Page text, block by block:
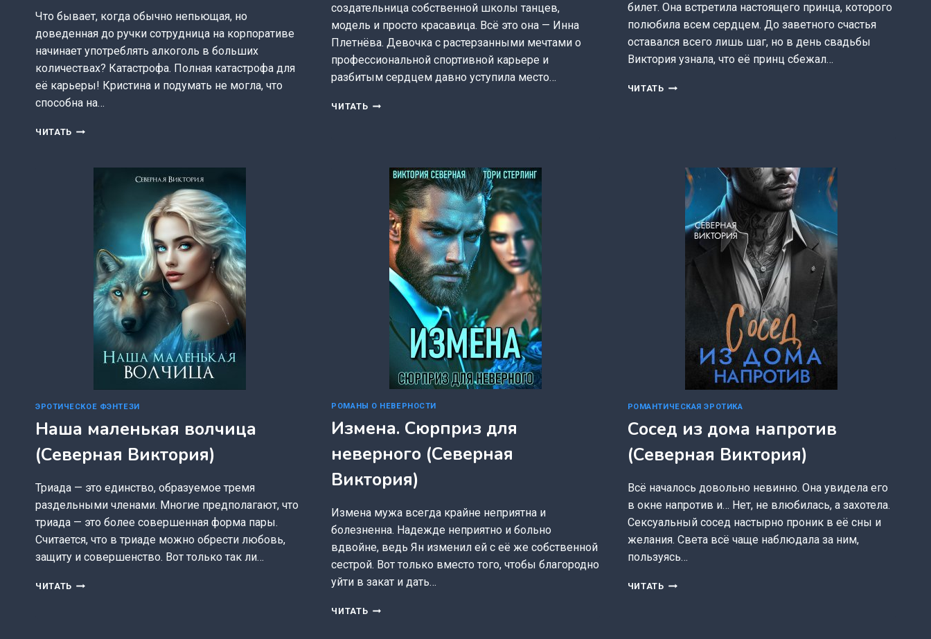
Что бывает, когда обычно непьющая, но
доведенная до ручки сотрудница на корпоративе
начинает употреблять алкоголь в больших
количествах? Катастрофа. Полная катастрофа для
её карьеры! Кристина и подумать не могла, что
способна на…
ЧИТАТЬ НОВОГОДНИЙ
ПОСЛЕДСТВИЯ
создательница собственной школы танцев,
модель и просто красавица. Всё это она — Инна
Плетнёва. Девочка с растерзанными мечтами о
профессиональной спортивной карьере и
разбитым сердцем давно уступила место…
ЧИТАТЬ ЛУЧШЕ
ВИКТОРИЯ)
билет. Она встретила настоящего принца, которого
полюбила всем сердцем. До заветного счастья
оставался всего лишь шаг, но в день свадьбы
Виктория узнала, что её принц сбежал…
ЧИТАТЬ ИЗМЕНА.
ЭРОТИЧЕСКОЕ ФЭНТЕЗИ
Наша маленькая волчица
(Северная Виктория)
Триада — это единство, образуемое тремя
раздельными членами. Многие предполагают, что
триада — это более совершенная форма пары.
Считается, что в триаде можно обрести любовь,
защиту и совершенство. Вот только так ли…
ЧИТАТЬ НАША
РОМАНЫ О НЕВЕРНОСТИ
Измена. Сюрприз для
неверного (Северная
Виктория)
Измена мужа всегда крайне неприятна и
болезненна. Надежде неприятно и больно
вдвойне, ведь Ян изменил ей с её же собственной
сестрой. Вот только вместо того, чтобы благородно
уйти в закат и дать…
ЧИТАТЬ ИЗМЕНА.
РОМАНТИЧЕСКАЯ ЭРОТИКА
Сосед из дома напротив
(Северная Виктория)
Всё началось довольно невинно. Она увидела его
в окне напротив и… Нет, не влюбилась, а захотела.
Сексуальный сосед настырно проник в её сны и
желания. Света всё чаще наблюдала за ним,
пользуясь…
ЧИТАТЬ СОСЕД